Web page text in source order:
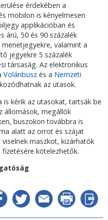
érdekében a
mobilon is kényelmesen
applikációban és
árú, 50 és 90 százalék
valamint a
jegyekre 5 százalék
társaság. Az elektronikus
Volánbusz és a Nemzeti
az utasok.
kérik az utasokat, tartsák be
állomások, megállók
buszokon továbbra is
alatt az orrot és szájat
maszkot, kizárhatók
kötelezhetők.